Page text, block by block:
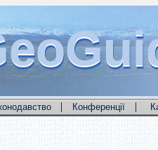
| Конференції |